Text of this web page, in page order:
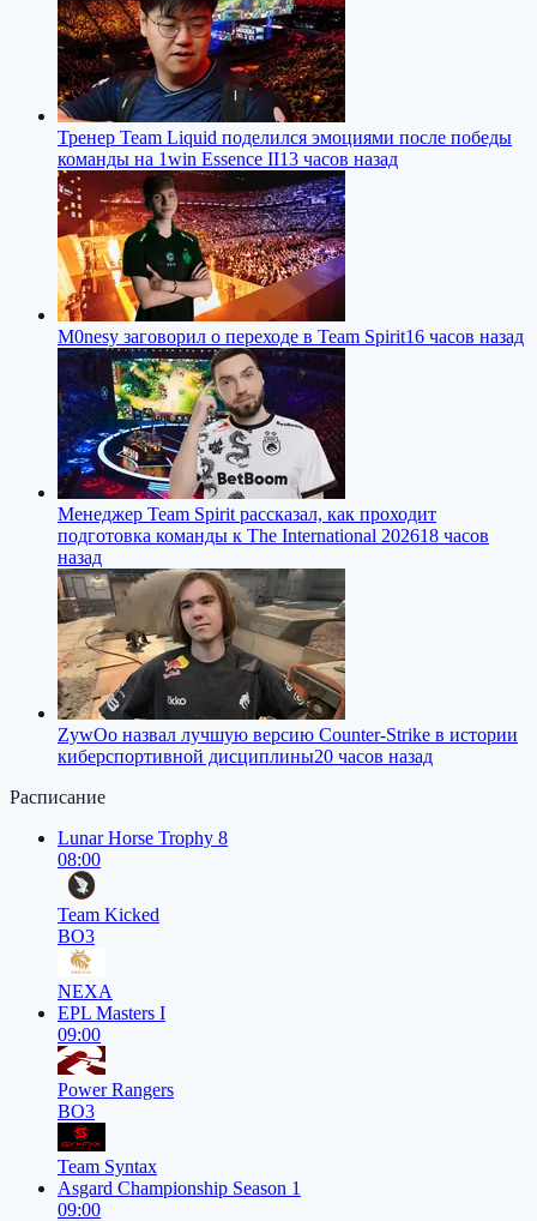
Тренер Team Liquid поделился эмоциями после победы
команды на 1win Essence II13 часов назад
M0nesy заговорил о переходе в Team Spirit16 часов назад
Менеджер Team Spirit рассказал, как проходит
подготовка команды к The International 202618 часов
назад
ZywOo назвал лучшую версию Counter-Strike в истории
киберспортивной дисциплины20 часов назад
Расписание
Lunar Horse Trophy 8
08:00
Team Kicked
BO3
NEXA
EPL Masters I
09:00
Power Rangers
BO3
Team Syntax
Asgard Championship Season 1
09:00